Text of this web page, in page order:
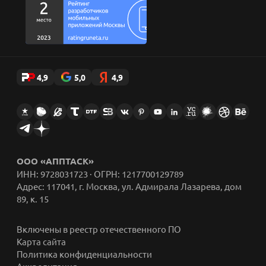
4,9 5,0 4,9
ООО «АППТАСК»
ИНН: 9728031723 · ОГРН: 1217700129789
Адрес: 117041, г. Москва, ул. Адмирала Лазарева, дом
89, к. 15
Политика конфиденциальности
Карта сайта
Включены в реестр отечественного ПО